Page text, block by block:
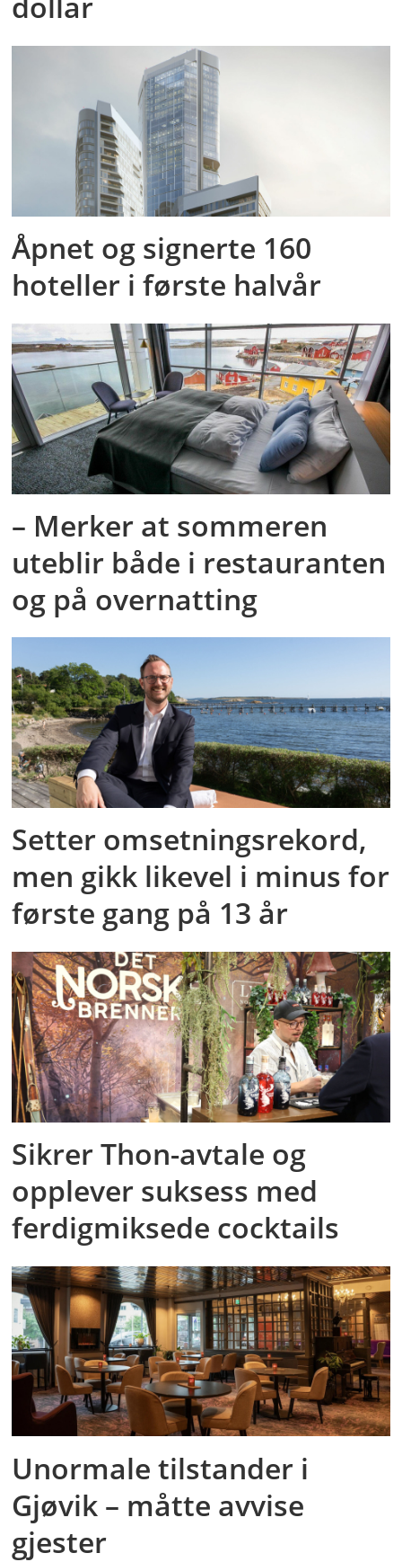
Åpnet og signerte 160
hoteller i første halvår
– Merker at sommeren
uteblir både i restauranten
og på overnatting
Setter omsetningsrekord,
men gikk likevel i minus for
første gang på 13 år
Sikrer Thon-avtale og
opplever suksess med
ferdigmiksede cocktails
Unormale tilstander i
Gjøvik – måtte avvise
gjester